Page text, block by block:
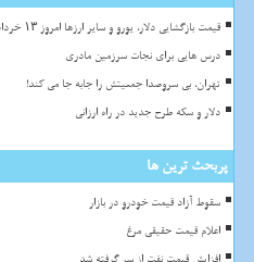
قیمت بازگشایی دلار، یورو و سایر ارزها امروز ۱۳ خرداد ۱۴۰۵ به همراه جدول
درس هایی برای نجات سرزمین مادری
تهران، بی سروصدا جمعیتش را جابه جا می کند!
دلار و سکه طرح جدید در راه ارزانی
پربحث ترین ها
سقوط آزاد قیمت خودرو در بازار
اعلام قیمت حقیقی مرغ